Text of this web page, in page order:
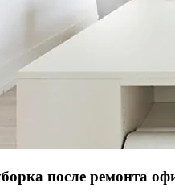
после ремонта